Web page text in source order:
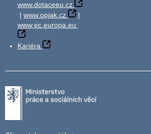
www.dotaceeu.cz
| www.opjak.cz
|
www.ec.europa.eu
Kariéra